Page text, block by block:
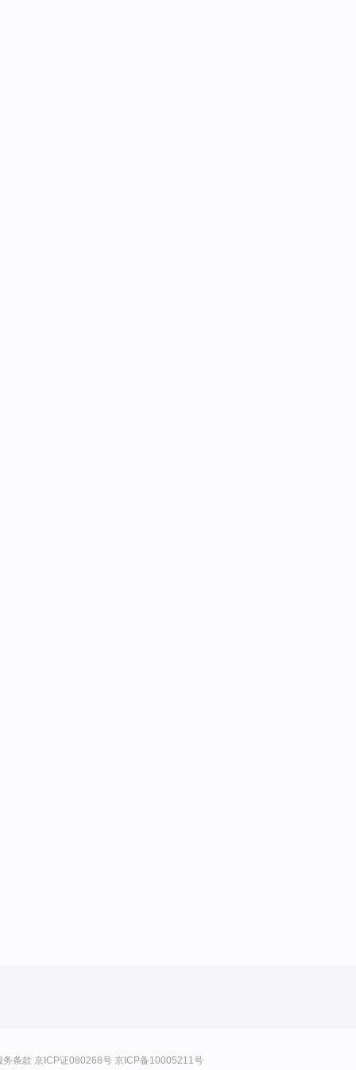
务条款 京ICP证080268号 京ICP备10005211号